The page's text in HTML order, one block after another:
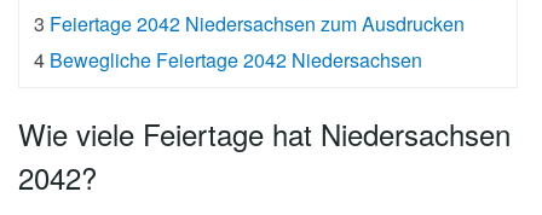
3 Feiertage 2042 Niedersachsen zum Ausdrucken
4 Bewegliche Feiertage 2042 Niedersachsen
Wie viele Feiertage hat Niedersachsen
2042?